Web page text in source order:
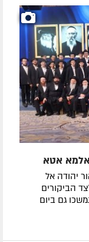
אטא
יהודה אל
הביקורים
גם ביום